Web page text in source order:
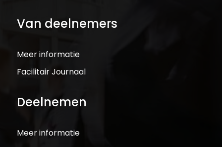
Van deelnemers
Meer informatie
Facilitair Journaal
Deelnemen
Meer informatie